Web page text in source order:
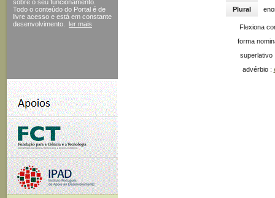
sobre o seu funcionamento.
Todo o conteúdo do Portal é de
livre acesso e está em constante
desenvolvimento.
ler mais
Plural
Flexiona
forma
advérbio :